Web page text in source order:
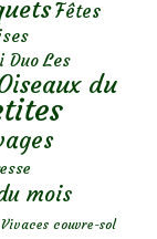
Fêtes
Duo Les
du
mois
Vivaces couvre-sol